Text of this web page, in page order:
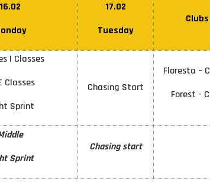
16.02
17.02
Tuesday
Clubs
| Classes
Classes
Sprint
Chasing Start
Floresta –
Forest -
Sprint
Chasing start